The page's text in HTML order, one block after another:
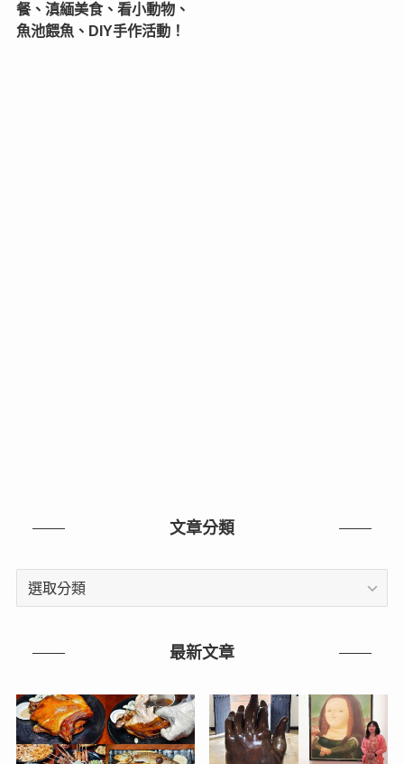
餐、滇緬美食、看小動物、
魚池餵魚、DIY手作活動！
文章分類
文
最新文章